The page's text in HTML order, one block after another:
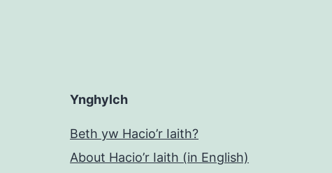
Ynghylch
Beth yw Hacio’r Iaith?
About Hacio’r Iaith (in English)